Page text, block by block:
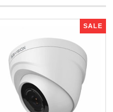
SALE